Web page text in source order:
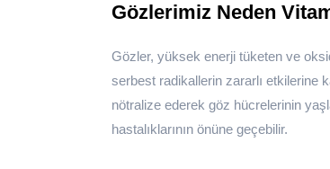
Gözlerimiz Neden
Gözler, yüksek enerji tüketen ve
serbest radikallerin zararlı etkilerine
nötralize ederek göz hücrelerinin
hastalıklarının önüne geçebilir.